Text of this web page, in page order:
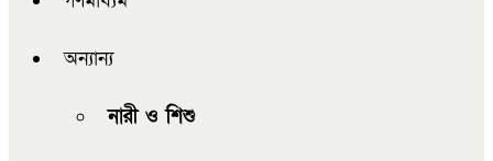
অন্যান্য
নারী ও শিশু